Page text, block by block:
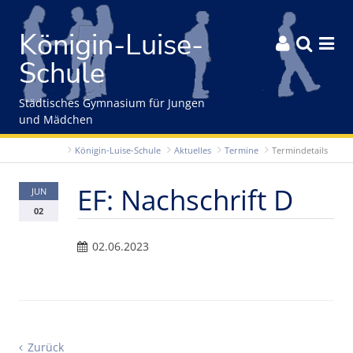
Gleich zum Inhalt der Seite springen
Königin-Luise-
Schule
  
Städtisches Gymnasium für Jungen
und Mädchen
Königin-Luise-Schule Aktuelles Termine Termindetails
JUN
02
EF: Nachschrift D
02.06.2023
Zurück